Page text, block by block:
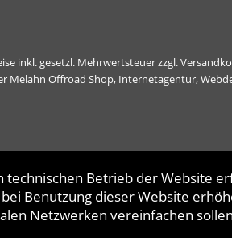
inkl. gesetzl. Mehrwertsteuer zzgl.
Melahn Offroad Shop, Internetagentur,
technischen Betrieb der Website
Benutzung dieser Website
Netzwerken vereinfachen